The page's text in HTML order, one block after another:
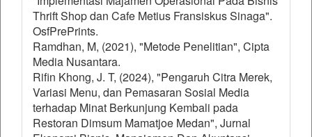
Thrift Shop dan Cafe Metius Fransiskus Sinaga".
OsfPrePrints.
Ramdhan, M, (2021), "Metode Penelitian", Cipta
Media Nusantara.
Rifin Khong, J. T, (2024), "Pengaruh Citra Merek,
Variasi Menu, dan Pemasaran Sosial Media
terhadap Minat Berkunjung Kembali pada
Restoran Dimsum Mamatjoe Medan", Jurnal